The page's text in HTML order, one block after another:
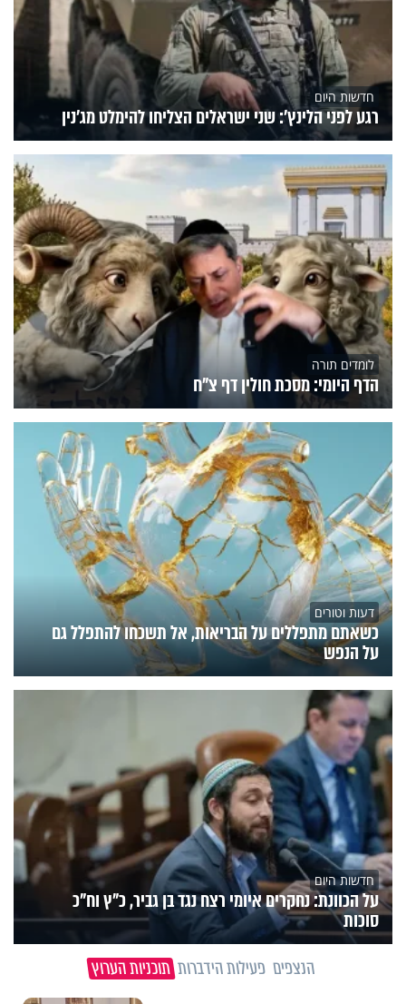
חדשות היום
רגע לפני הלינץ': שני ישראלים הצליחו להימלט מג'נין
לומדים תורה
הדף היומי: מסכת חולין דף צ"ח
דעות וטורים
כשאתם מתפללים על הבריאות, אל תשכחו להתפלל גם
על הנפש
חדשות היום
על הכוונת: נחקרים איומי רצח נגד בן גביר, כ"ץ וח"כ
סוכות
הנצפים פעילות הידברות תוכניות הערוץ